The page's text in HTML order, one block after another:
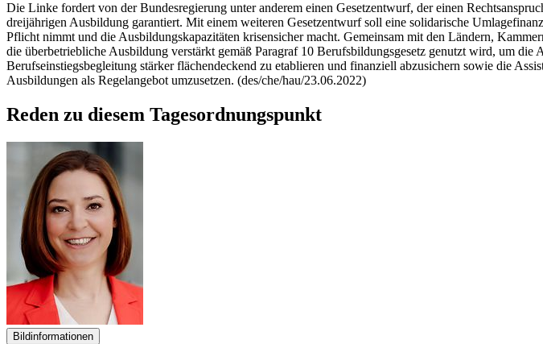
Die Linke fordert von der Bundesregierung unter anderem einen Gesetzentwurf, der einen
dreijährigen Ausbildung garantiert. Mit einem weiteren Gesetzentwurf soll eine solidarische
Pflicht nimmt und die Ausbildungskapazitäten krisensicher macht. Gemeinsam mit den Ländern,
die überbetriebliche Ausbildung verstärkt gemäß Paragraf 10 Berufsbildungsgesetz genutzt wird, um
Berufseinstiegsbegleitung stärker flächendeckend zu etablieren und finanziell abzusichern sowie die
Ausbildungen als Regelangebot umzusetzen. (des/che/hau/23.06.2022)
Reden zu diesem Tagesordnungspunkt
Bildinformationen